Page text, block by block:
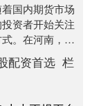
国内期货市场
资者开始关注
。在河南，期
。然而，面对
配资首选 栏